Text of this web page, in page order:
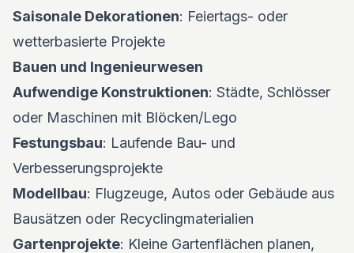
Saisonale Dekorationen: Feiertags- oder
wetterbasierte Projekte
Bauen und Ingenieurwesen
Aufwendige Konstruktionen: Städte, Schlösser
oder Maschinen mit Blöcken/Lego
Festungsbau: Laufende Bau- und
Verbesserungsprojekte
Modellbau: Flugzeuge, Autos oder Gebäude aus
Bausätzen oder Recyclingmaterialien
Gartenprojekte: Kleine Gartenflächen planen,